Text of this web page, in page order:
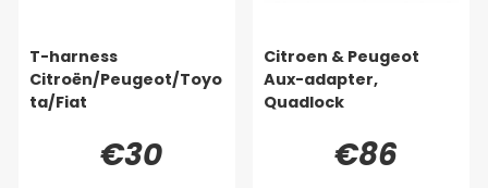
T-harness
Citroën/Peugeot/Toyo
ta/Fiat
€30
Citroen & Peugeot
Aux-adapter,
Quadlock
€86